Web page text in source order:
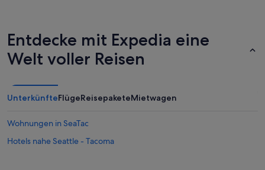
Entdecke mit Expedia eine
Welt voller Reisen
UnterkünfteFlügeReisepaketeMietwagen
Wohnungen in SeaTac
Hotels nahe Seattle - Tacoma